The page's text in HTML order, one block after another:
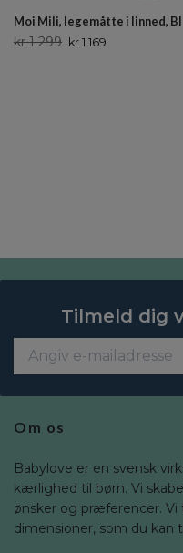
Moi Mili, legemåtte i linned,
kr 1 299 kr 1 169
Tilmeld dig
Om os
Babylove er en svensk
kærlighed til børn. Vi
ønsker og præferencer.
dimensioner, som du kan